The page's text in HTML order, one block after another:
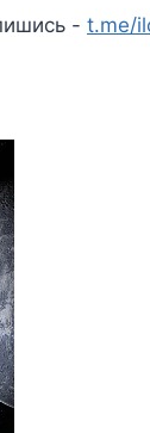
- t.me/